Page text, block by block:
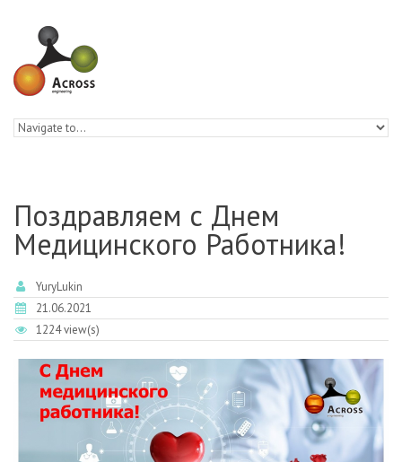
Поздравляем с Днем
Медицинского Работника!
YuryLukin
21.06.2021
1224 view(s)